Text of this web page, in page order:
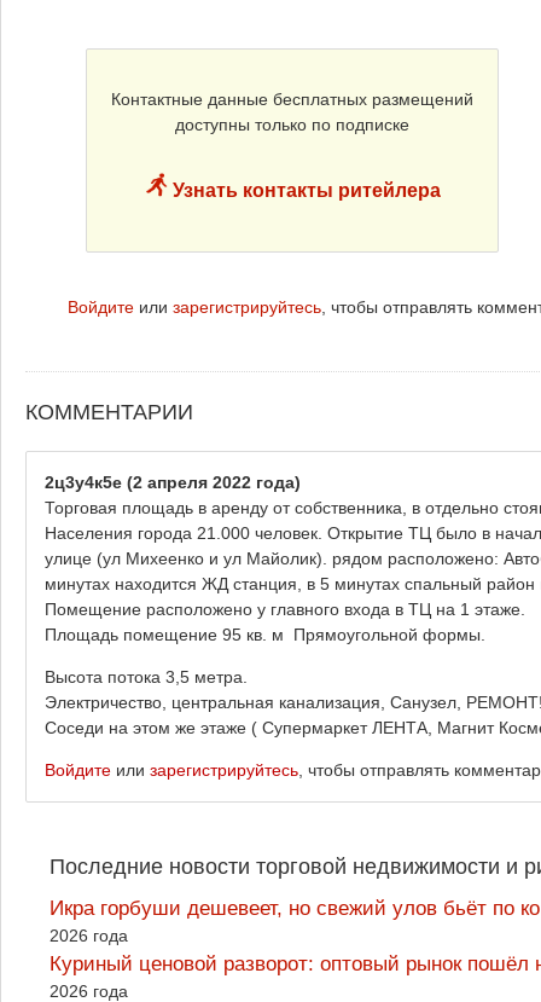
Контактные данные бесплатных размещений
доступны только по подписке
Узнать контакты ритейлера
Войдите или зарегистрируйтесь, чтобы отправлять
КОММЕНТАРИИ
2ц3у4к5е (2 апреля 2022 года)
Торговая площадь в аренду от собственника, в отдельно
Населения города 21.000 человек. Открытие ТЦ было в
улице (ул Михеенко и ул Майолик). рядом расположено:
минутах находится ЖД станция, в 5 минутах спальный
Помещение расположено у главного входа в ТЦ на 1 этаже.
Площадь помещение 95 кв. м Прямоугольной формы.
Высота потока 3,5 метра.
Электричество, центральная канализация, Санузел,
Соседи на этом же этаже ( Супермаркет ЛЕНТА, Магнит
Войдите или зарегистрируйтесь , чтобы отправлять
Последние новости торговой недвижимости и
Икра горбуши дешевеет, но свежий улов бьёт по
2026 года
Куриный ценовой разворот: оптовый рынок
2026 года